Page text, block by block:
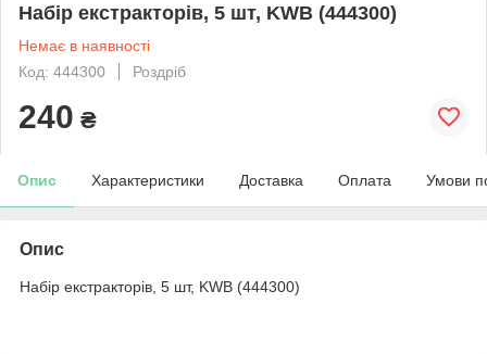
Набір екстракторів, 5 шт, KWB (444300)
Немає в наявності
Код: 444300
Роздріб
240 ₴
Опис Характеристики Доставка Оплата Умови
Опис
Набір екстракторів, 5 шт, KWB (444300)